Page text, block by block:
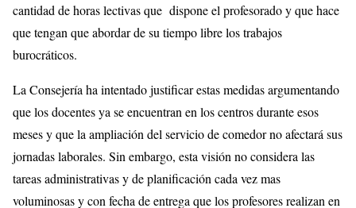
cantidad de horas lectivas que dispone el profesorado y que hace
que tengan que abordar de su tiempo libre los trabajos
burocráticos.
La Consejería ha intentado justificar estas medidas argumentando
que los docentes ya se encuentran en los centros durante esos
meses y que la ampliación del servicio de comedor no afectará sus
jornadas laborales. Sin embargo, esta visión no considera las
tareas administrativas y de planificación cada vez mas
voluminosas y con fecha de entrega que los profesores realizan en